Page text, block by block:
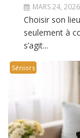
MARS 24, 2026
Choisir son
seulement à
s’agit...
Séniors